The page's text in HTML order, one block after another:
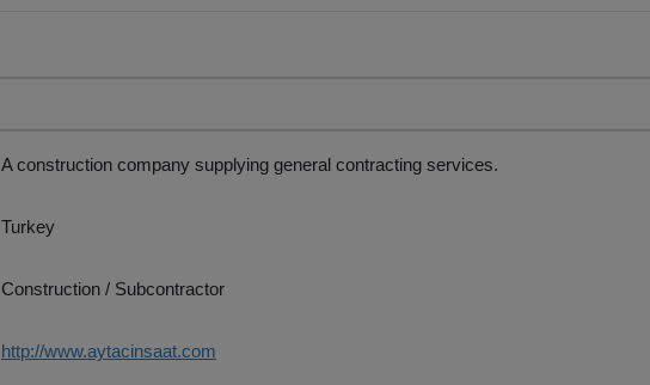
A construction company supplying general contracting services.
Turkey
Construction / Subcontractor
http://www.aytacinsaat.com